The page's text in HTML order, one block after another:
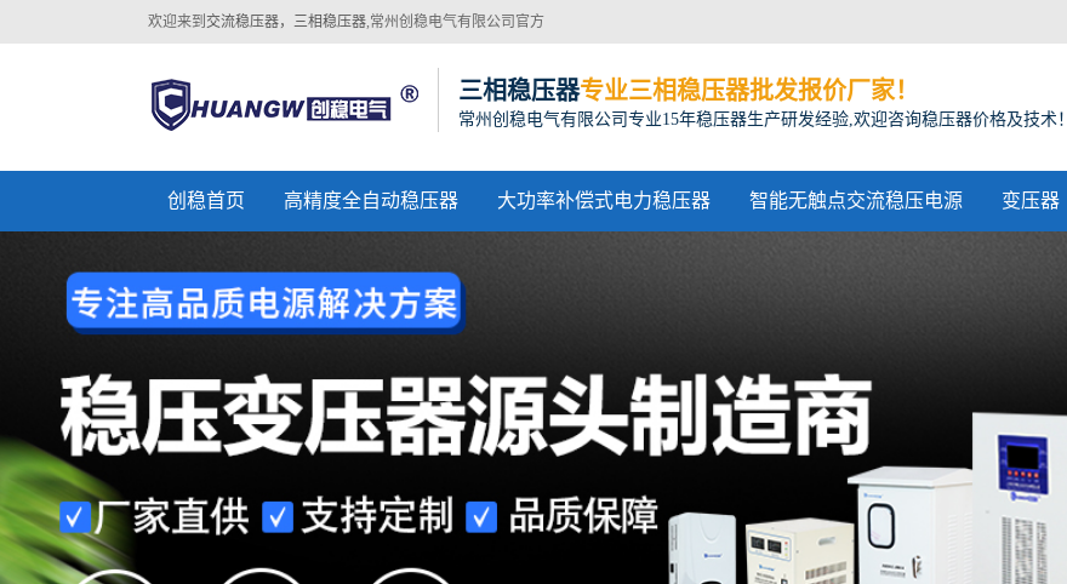
欢迎来到 交流稳压器，三相稳压器,常州创稳电气有限公司官方
三相稳压器专业三相稳压器批发报价厂家！
常州创稳电气有限公司专业15年稳压器生产研发经验,欢迎咨询稳压器价格及技术！
创稳首页 高精度全自动稳压器 大功率补偿式电力稳压器 智能无触点交流稳压电源 变压器